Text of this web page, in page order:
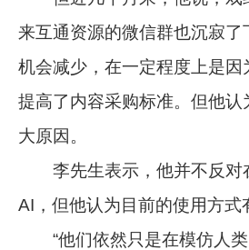
来互通资源的微信群也沉寂
机会减少，在一定程度上是因
提高了内容采购标准。但他认
大原因。
李先生表示，他并不反对
AI，但他认为目前的使用方式
“他们依然只是在模仿人类